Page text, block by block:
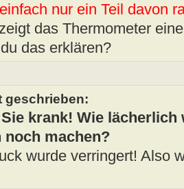
nur ein Teil davon
das Thermometer
das erklären?
geschrieben:
krank! Wie lächerlich
noch machen?
wurde verringert! Also